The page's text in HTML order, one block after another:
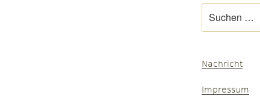
nach:
Nachricht
Impressum